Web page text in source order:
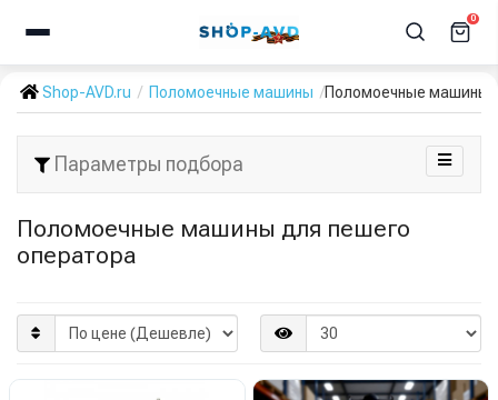
0
Shop-AVD.ru Поломоечные машины Поломоечные машины
Параметры подбора
Поломоечные машины для пешего
оператора